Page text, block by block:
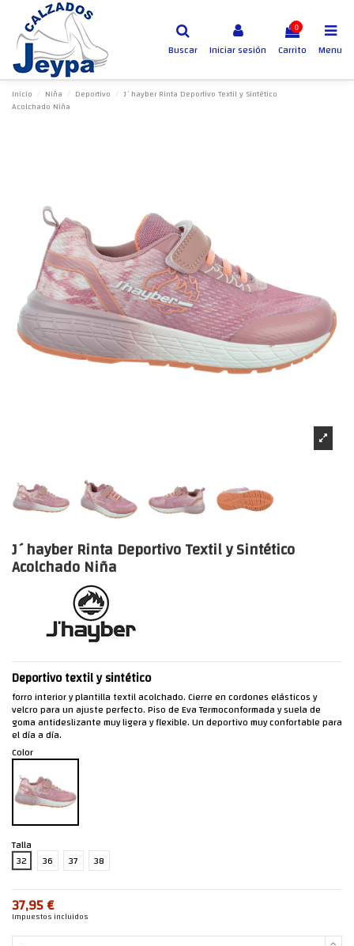
Buscar Iniciar sesión
0
Carrito Menu
Inicio Niña Deportivo
J´hayber Rinta Deportivo Textil y Sintético
Acolchado Niña
J´hayber Rinta Deportivo Textil y Sintético
Acolchado Niña
Deportivo textil y sintético
forro interior y plantilla textil acolchado. Cierre en cordones elásticos y
velcro para un ajuste perfecto. Piso de Eva Termoconformada y suela de
goma antideslizante muy ligera y flexible. Un deportivo muy confortable para
el día a día.
Color
Talla
32
36 37 38
37,95 €
Impuestos incluidos